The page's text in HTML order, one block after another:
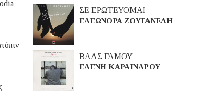
ΣΕ ΕΡΩΤΕΥΟΜΑΙ
ΕΛΕΩΝΟΡΑ ΖΟΥΓΑΝΕΛΗ
ΒΑΛΣ ΓΑΜΟΥ
ΕΛΕΝΗ ΚΑΡΑΙΝΔΡΟΥ